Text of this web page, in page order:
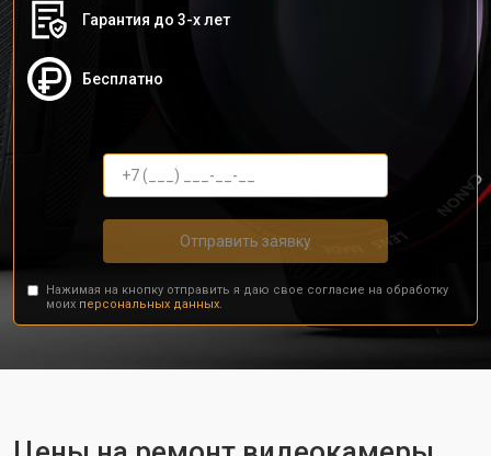
Гарантия до 3-х лет
Бесплатно
Отправить заявку
Нажимая на кнопку отправить я даю свое согласие на обработку
моих персональных данных.